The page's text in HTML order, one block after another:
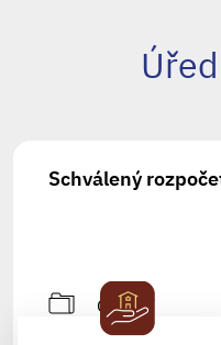
Schválený
Ostatní
21.3.2025